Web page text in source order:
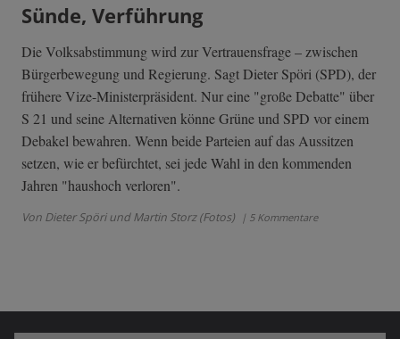
Sünde, Verführung
Die Volksabstimmung wird zur Vertrauensfrage – zwischen
Bürgerbewegung und Regierung. Sagt Dieter Spöri (SPD), der
frühere Vize-Ministerpräsident. Nur eine "große Debatte" über
S 21 und seine Alternativen könne Grüne und SPD vor einem
Debakel bewahren. Wenn beide Parteien auf das Aussitzen
setzen, wie er befürchtet, sei jede Wahl in den kommenden
Jahren "haushoch verloren".
Von Dieter Spöri und Martin Storz (Fotos) | 5 Kommentare